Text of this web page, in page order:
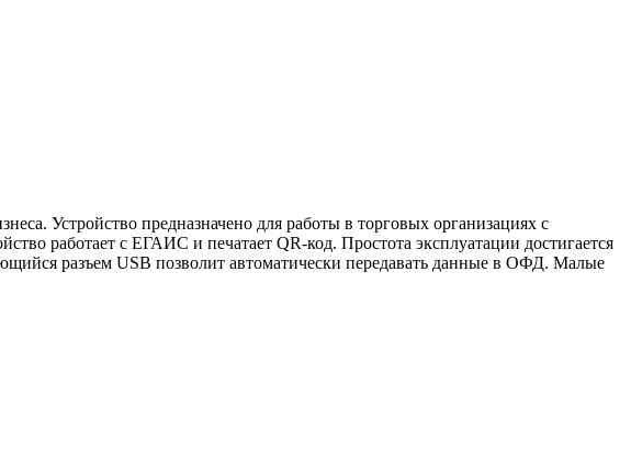
Устройство предназначено для работы в торговых организациях с
работает с ЕГАИС и печатает QR-код. Простота эксплуатации достигается
разъем USB позволит автоматически передавать данные в ОФД. Малые